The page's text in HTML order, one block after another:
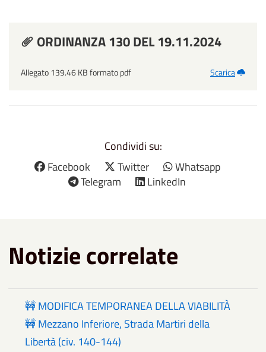
ORDINANZA 130 DEL 19.11.2024
Allegato 139.46 KB formato pdf Scarica
Condividi su:
Facebook
Twitter
Whatsapp
Telegram
LinkedIn
Notizie correlate
🚧 MODIFICA TEMPORANEA DELLA VIABILITÀ
🚧 Mezzano Inferiore, Strada Martiri della
Libertà (civ. 140-144)